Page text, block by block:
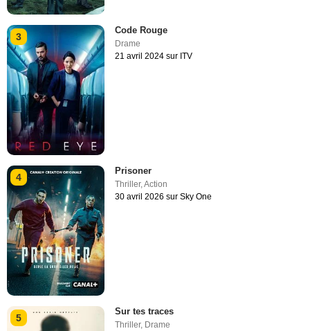
3
Code Rouge
Drame
21 avril 2024 sur ITV
4
Prisoner
Thriller,Action
30 avril 2026 sur Sky One
5
Sur tes traces
Thriller, Drame